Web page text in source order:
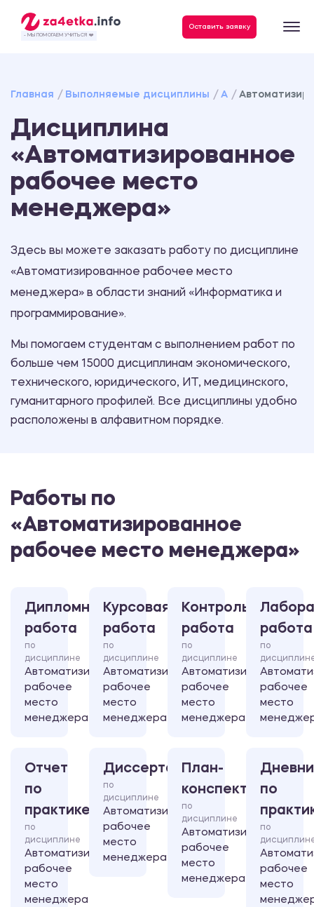
- МЫ ПОМОГАЕМ УЧИТЬСЯ ❤️
Оставить заявку
Главная Выполняемые дисциплины А
Дисциплина
«Автоматизированное
рабочее место
менеджера»
Здесь вы можете заказать работу по дисциплине
«Автоматизированное рабочее место
менеджера» в области знаний «Информатика и
программирование».
Мы помогаем студентам с выполнением работ по
больше чем 15000 дисциплинам экономического,
технического, юридического, ИТ, медицинского,
гуманитарного профилей. Все дисциплины удобно
расположены в алфавитном порядке.
Работы по
«Автоматизированное
рабочее место менеджера»
Дипломная
работа
по
дисциплине
Автоматизированное
рабочее
место
менеджера
Курсовая
работа
по
дисциплине
Автоматизированное
рабочее
место
менеджера
Контрольная
работа
по
дисциплине
Автоматизированное
рабочее
место
менеджера
работа
по
рабочее
место
Отчет
по
практике
по
дисциплине
Автоматизированное
рабочее
место
менеджера
Диссертация
по
дисциплине
Автоматизированное
рабочее
место
менеджера
План-
конспект
по
дисциплине
Автоматизированное
рабочее
место
менеджера
по
по
рабочее
место